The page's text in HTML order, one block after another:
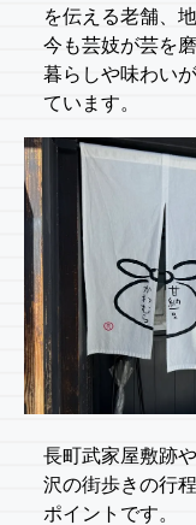
を伝える老舗、
今も芸妓が芸を
暮らしや味わい
ています。
長町武家屋敷跡
沢の街歩きの行
ポイントです。